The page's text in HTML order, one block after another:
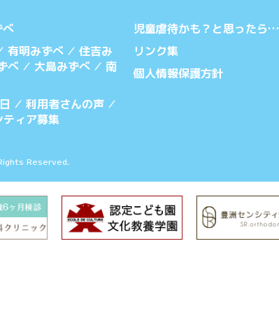
べ
有明みずべ／ 住吉み
べ／ 大島みずべ／ 南
／ 利用者さんの声／
ティア募集
児童虐待かも？と思ったら…
リンク集
個人情報保護方針
Reserved.